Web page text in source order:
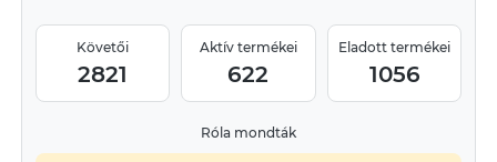
Követői
2821
Aktív termékei
622
Eladott termékei
1056
Róla mondták